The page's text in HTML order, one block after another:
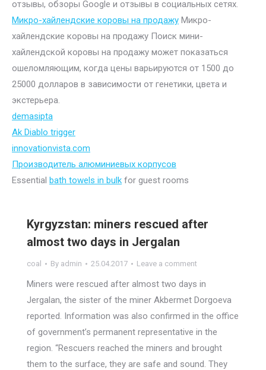
отзывы, обзоры Google и отзывы в социальных сетях.
Микро-хайлендские коровы на продажу Микро-
хайлендские коровы на продажу Поиск мини-
хайлендской коровы на продажу может показаться
ошеломляющим, когда цены варьируются от 1500 до
25000 долларов в зависимости от генетики, цвета и
экстерьера.
demasipta
Ak Diablo trigger
innovationvista.com
Производитель алюминиевых корпусов
Essential bath towels in bulk for guest rooms
Kyrgyzstan: miners rescued after
almost two days in Jergalan
coal By admin 25.04.2017 Leave a comment
Miners were rescued after almost two days in
Jergalan, the sister of the miner Akbermet Dorgoeva
reported. Information was also confirmed in the office
of government’s permanent representative in the
region. “Rescuers reached the miners and brought
them to the surface, they are safe and sound. They